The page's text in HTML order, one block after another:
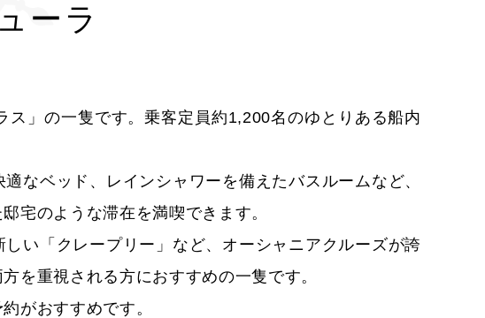
ーラ
」の一隻です。乗客定員約1,200名のゆとりある船内
なベッド、レインシャワーを備えたバスルームなど、
宅のような滞在を満喫できます。
い「クレープリー」など、オーシャニアクルーズが誇
を重視される方におすすめの一隻です。
がおすすめです。